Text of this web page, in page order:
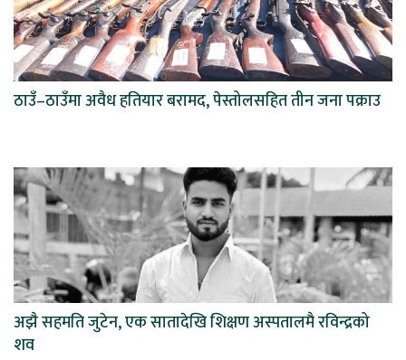
ठाउँ–ठाउँमा अवैध हतियार बरामद, पेस्तोलसहित तीन जना पक्राउ
अझै सहमति जुटेन, एक सातादेखि शिक्षण अस्पतालमै रविन्द्रको
शव